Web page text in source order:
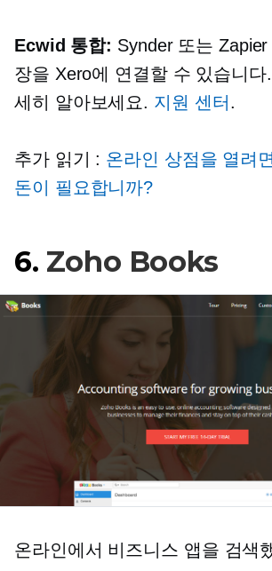
Ecwid 통합: Synder 또는
장을 Xero에 연결할 수 있습니
세히 알아보세요. 지원 센터 .
추가 읽기 : 온라인 상점을 열려
돈이 필요합니까?
6. Zoho Books
온라인에서 비즈니스 앱을 검색